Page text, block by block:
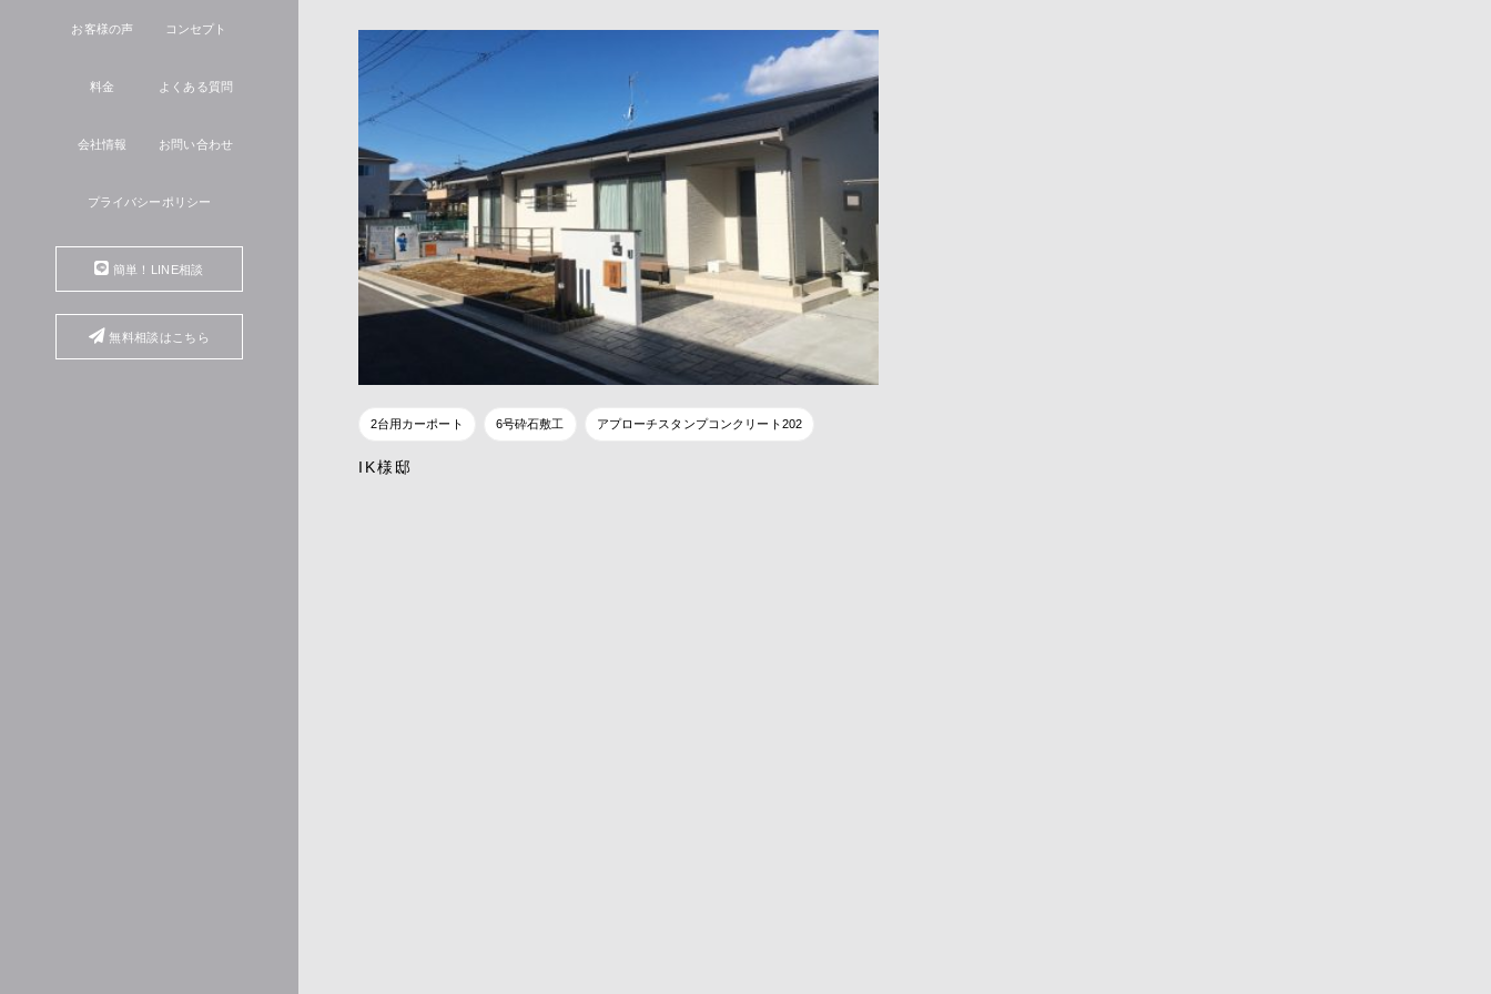
お客様の声 コンセプト
料金 よくある質問
会社情報 お問い合わせ
プライバシーポリシー
簡単！LINE相談
無料相談はこちら
2台用カーポート 6号砕石敷工 アプローチスタンプコンクリート202
IK様邸